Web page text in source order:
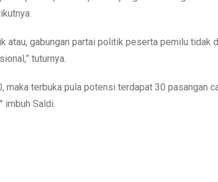
gabungan partai politik peserta pemilu tidak
tuturnya.
maka terbuka pula potensi terdapat 30 pasangan
imbuh Saldi.